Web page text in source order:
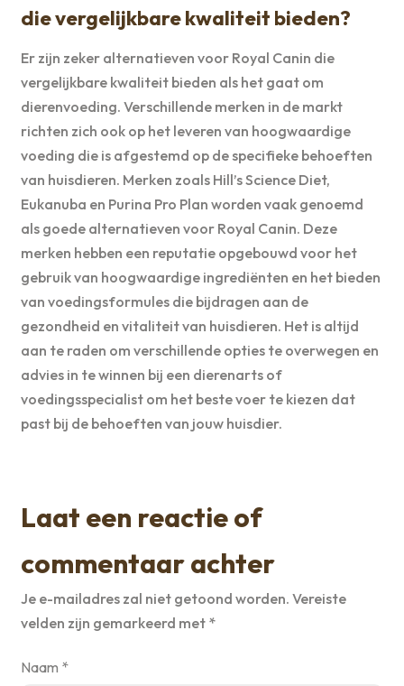
die vergelijkbare kwaliteit bieden?
Er zijn zeker alternatieven voor Royal Canin die
vergelijkbare kwaliteit bieden als het gaat om
dierenvoeding. Verschillende merken in de markt
richten zich ook op het leveren van hoogwaardige
voeding die is afgestemd op de specifieke behoeften
van huisdieren. Merken zoals Hill’s Science Diet,
Eukanuba en Purina Pro Plan worden vaak genoemd
als goede alternatieven voor Royal Canin. Deze
merken hebben een reputatie opgebouwd voor het
gebruik van hoogwaardige ingrediënten en het bieden
van voedingsformules die bijdragen aan de
gezondheid en vitaliteit van huisdieren. Het is altijd
aan te raden om verschillende opties te overwegen en
advies in te winnen bij een dierenarts of
voedingsspecialist om het beste voer te kiezen dat
past bij de behoeften van jouw huisdier.
Laat een reactie of
commentaar achter
Je e-mailadres zal niet getoond worden. Vereiste
velden zijn gemarkeerd met *
Naam *